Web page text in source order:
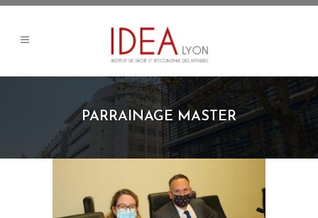
PARRAINAGE MASTER